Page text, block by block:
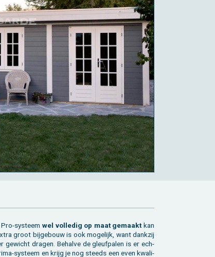
sys­teem wel vol­le­dig op maat ge­maaktkan
groot bij­ge­bouw is ook mo­ge­lijk, want dank­zij
ge­wicht dra­gen. Be­hal­ve de gleuf­pa­len is er ech­
sys­teem en krijg je nog steeds een even kwa­li­